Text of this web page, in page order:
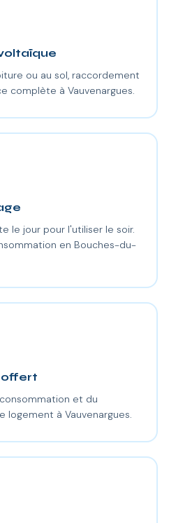
ou au sol, raccordement
complète à Vauvenargues.
le jour pour l'utiliser le soir.
en Bouches-du-
offert
et du
à Vauvenargues.